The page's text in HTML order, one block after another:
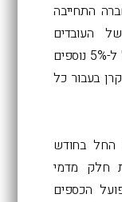
התחייבה
העובדים
ולהפרישם לקרן פנסיה. זאת, במקביל ל-5% נוספים
בעבור כל
החל בחודש
חלק מדמי
הכספים